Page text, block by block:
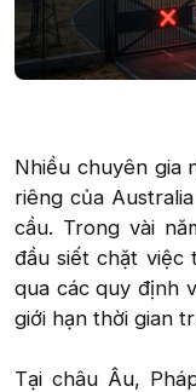
Nhiều chuyên gia
riêng của
cầu. Trong vài
đầu siết chặt việc
qua các quy định
giới hạn thời gian
Tại châu Âu,